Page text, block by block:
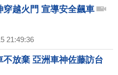
穿越火門 宣導安全飆車
21:49:36
不放棄 亞洲車神佐藤訪台